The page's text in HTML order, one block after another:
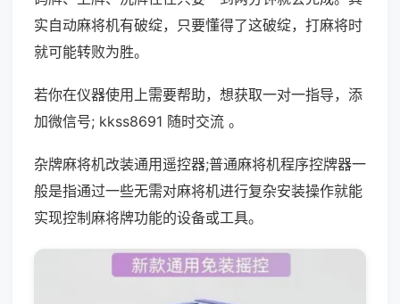
实自动麻将机有破绽，只要懂得了这破绽，打麻将时
就可能转败为胜。
若你在仪器使用上需要帮助，想获取一对一指导，添
加微信号; kkss8691 随时交流 。
杂牌麻将机改装通用遥控器;普通麻将机程序控牌器一
般是指通过一些无需对麻将机进行复杂安装操作就能
实现控制麻将牌功能的设备或工具。